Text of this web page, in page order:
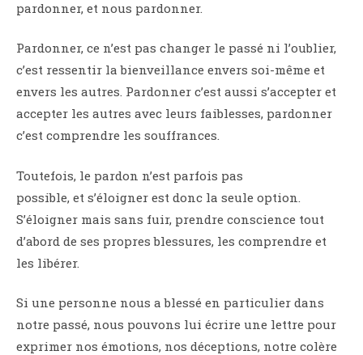
pardonner, et nous pardonner.
Pardonner, ce n’est pas changer le passé ni l’oublier,
c’est ressentir la bienveillance envers soi-même et
envers les autres. Pardonner c’est aussi s’accepter et
accepter les autres avec leurs faiblesses, pardonner
c’est comprendre les souffrances.
Toutefois, le pardon n’est parfois pas
possible, et s’éloigner est donc la seule option.
S’éloigner mais sans fuir, prendre conscience tout
d’abord de ses propres blessures, les comprendre et
les libérer.
Si une personne nous a blessé en particulier dans
notre passé, nous pouvons lui écrire une lettre pour
exprimer nos émotions, nos déceptions, notre colère